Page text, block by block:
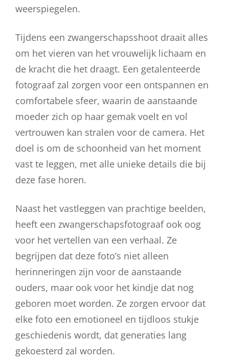
weerspiegelen.
Tijdens een zwangerschapsshoot draait alles
om het vieren van het vrouwelijk lichaam en
de kracht die het draagt. Een getalenteerde
fotograaf zal zorgen voor een ontspannen en
comfortabele sfeer, waarin de aanstaande
moeder zich op haar gemak voelt en vol
vertrouwen kan stralen voor de camera. Het
doel is om de schoonheid van het moment
vast te leggen, met alle unieke details die bij
deze fase horen.
Naast het vastleggen van prachtige beelden,
heeft een zwangerschapsfotograaf ook oog
voor het vertellen van een verhaal. Ze
begrijpen dat deze foto’s niet alleen
herinneringen zijn voor de aanstaande
ouders, maar ook voor het kindje dat nog
geboren moet worden. Ze zorgen ervoor dat
elke foto een emotioneel en tijdloos stukje
geschiedenis wordt, dat generaties lang
gekoesterd zal worden.